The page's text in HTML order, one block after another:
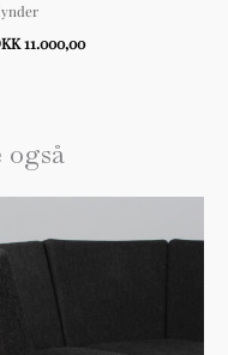
11.000,00